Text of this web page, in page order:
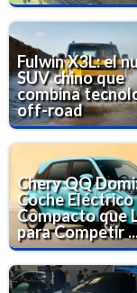
Fulwin X3L: el
SUV chino que
combina
off-road
Chery QQ
Coche Eléctrico
Compacto que
para Competir